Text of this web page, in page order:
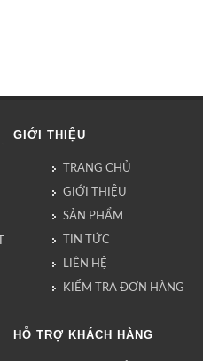
GIỚI THIỆU
TRANG CHỦ
GIỚI THIỆU
SẢN PHẨM
TIN TỨC
LIÊN HỆ
KIỂM TRA ĐƠN HÀNG
HỖ TRỢ KHÁCH HÀNG